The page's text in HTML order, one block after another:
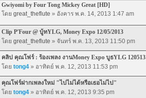
Gwiyomi by Four Tong Mickey Great [HD]
โดย great_theflute » อังคาร พ.ค. 14, 2013 1:47 am
Clip P'Four @ บู้ทYLG, Money Expo 12/05/2013
โดย great_theflute » จันทร์ พ.ค. 13, 2013 11:50 pm
คลิป คุณโฟร์ : ร้องเพลง งานMoney Expo บูธYLG 120513
โดย tong4 » อาทิตย์ พ.ค. 12, 2013 11:53 pm
คุณโฟร์ฝากเพลงใหม่ "ไปไม่ได้หรือเธอไม่ไป"
โดย tong4 » อาทิตย์ พ.ค. 12, 2013 9:35 pm